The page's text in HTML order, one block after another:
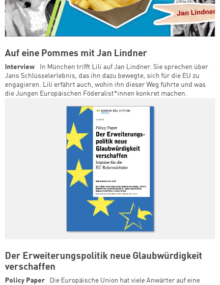
Auf eine Pommes mit Jan Lindner
Interview
In München trifft Lili auf Jan Lindner. Sie sprechen über
Jans Schlüsselerlebnis, das ihn dazu bewegte, sich für die EU zu
engagieren. Lili erfährt auch, wohin ihn dieser Weg führte und was
die Jungen Europäischen Föderalist*innen konkret machen.
Der Erweiterungspolitik neue Glaubwürdigkeit
verschaffen
Policy Paper
Die Europäische Union hat viele Anwärter auf eine